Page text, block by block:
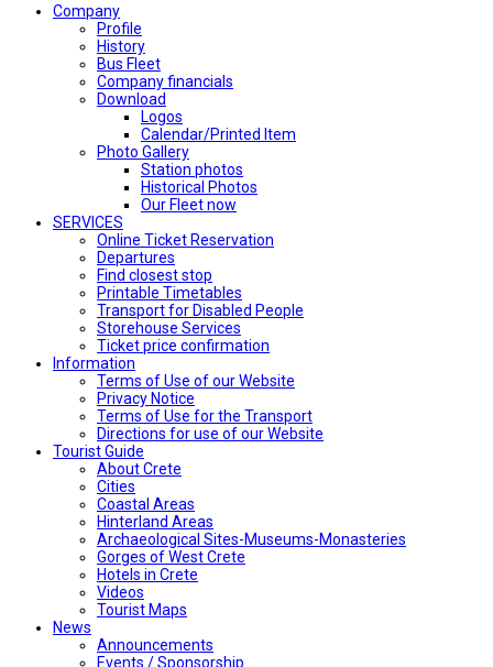
Company
Profile
History
Bus Fleet
Company financials
Download
Logos
Calendar/Printed Item
Photo Gallery
Station photos
Historical Photos
Our Fleet now
SERVICES
Online Ticket Reservation
Departures
Find closest stop
Printable Timetables
Transport for Disabled People
Storehouse Services
Ticket price confirmation
Ιnformation
Terms of Use of our Website
Privacy Notice
Terms of Use for the Transport
Directions for use of our Website
Tourist Guide
About Crete
Cities
Coastal Areas
Hinterland Areas
Archaeological Sites-Museums-Monasteries
Gorges of West Crete
Hotels in Crete
Videos
Tourist Maps
News
Announcements
Events / Sponsorship